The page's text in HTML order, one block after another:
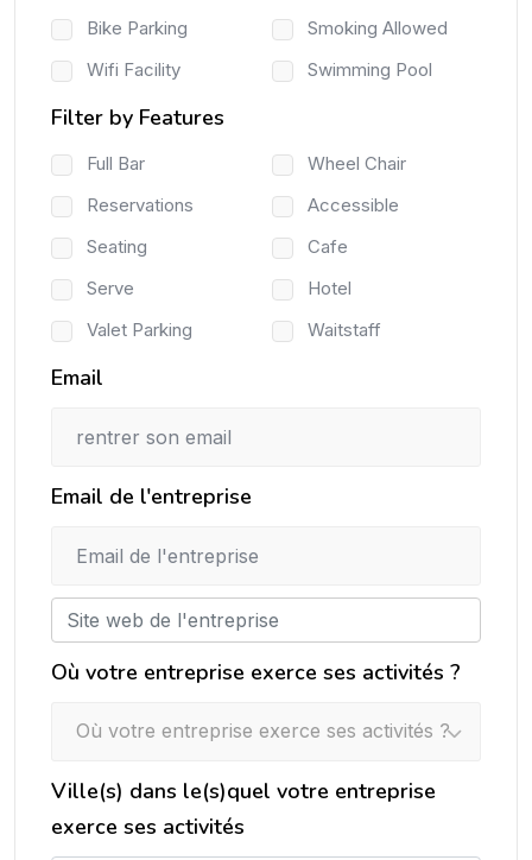
Bike Parking
Smoking Allowed
Wifi Facility
Swimming Pool
Filter by Features
Full Bar
Wheel Chair
Reservations
Accessible
Seating
Cafe
Serve
Hotel
Valet Parking
Waitstaff
Email
Email de l'entreprise
Où votre entreprise exerce ses activités ?
Où votre entreprise exerce ses activités ?
Ville(s) dans le(s)quel votre entreprise
exerce ses activités